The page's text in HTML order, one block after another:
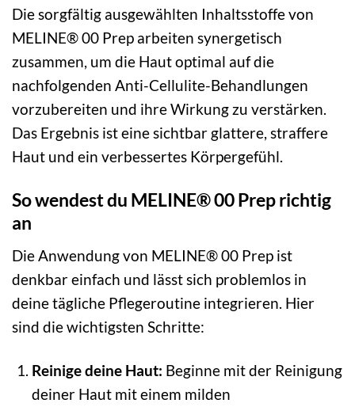
Die sorgfältig ausgewählten Inhaltsstoffe von
MELINE® 00 Prep arbeiten synergetisch
zusammen, um die Haut optimal auf die
nachfolgenden Anti-Cellulite-Behandlungen
vorzubereiten und ihre Wirkung zu verstärken.
Das Ergebnis ist eine sichtbar glattere, straffere
Haut und ein verbessertes Körpergefühl.
So wendest du MELINE® 00 Prep richtig
an
Die Anwendung von MELINE® 00 Prep ist
denkbar einfach und lässt sich problemlos in
deine tägliche Pflegeroutine integrieren. Hier
sind die wichtigsten Schritte:
Reinige deine Haut: Beginne mit der Reinigung
deiner Haut mit einem milden